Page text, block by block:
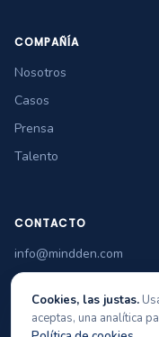
COMPAÑÍA
Nosotros
Casos
Prensa
Talento
CONTACTO
info@mindden.com
+34 965 349 770
Cookies, las justas.
aceptas, una analítica